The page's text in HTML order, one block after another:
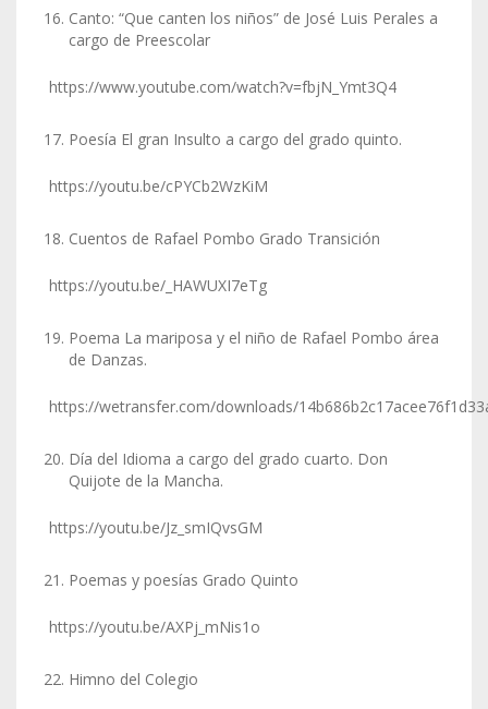
Canto: “Que canten los niños” de José Luis Perales a
cargo de Preescolar
https://www.youtube.com/watch?v=fbjN_Ymt3Q4
Poesía El gran Insulto a cargo del grado quinto.
https://youtu.be/cPYCb2WzKiM
Cuentos de Rafael Pombo Grado Transición
https://youtu.be/_HAWUXI7eTg
Poema La mariposa y el niño de Rafael Pombo área
de Danzas.
https://wetransfer.com/downloads/
Día del Idioma a cargo del grado cuarto. Don
Quijote de la Mancha.
https://youtu.be/Jz_smIQvsGM
Poemas y poesías Grado Quinto
https://youtu.be/AXPj_mNis1o
Himno del Colegio